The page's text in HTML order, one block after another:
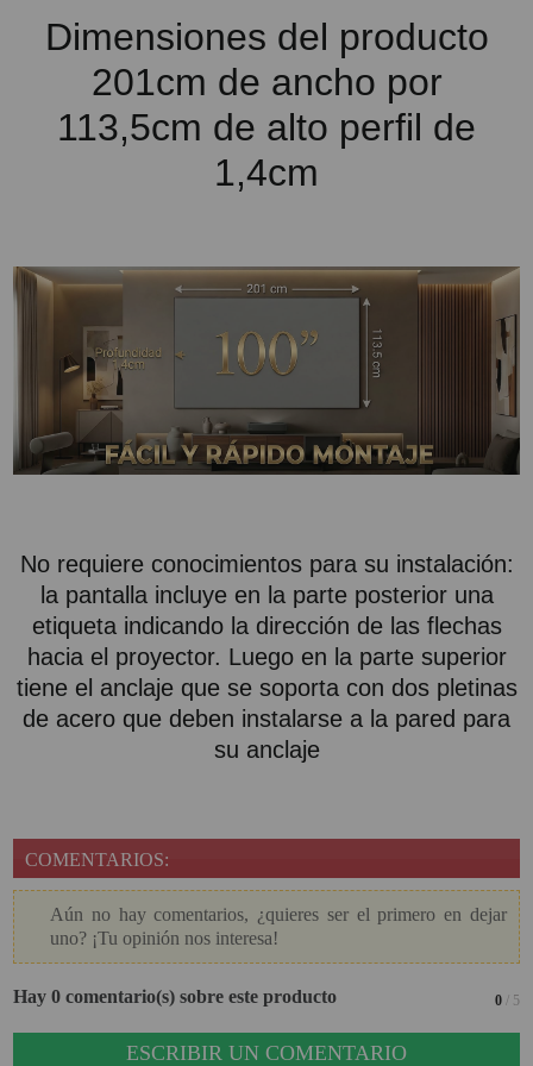
Dimensiones del producto
201cm de ancho por
113,5cm de alto perfil de
1,4cm
No requiere conocimientos para su instalación:
la pantalla incluye en la parte posterior una
etiqueta indicando la dirección de las flechas
hacia el proyector. Luego en la parte superior
tiene el anclaje que se soporta con dos pletinas
de acero que deben instalarse a la pared para
su anclaje
COMENTARIOS:
Aún no hay comentarios, ¿quieres ser el primero en dejar
uno? ¡Tu opinión nos interesa!
Hay 0 comentario(s) sobre este producto 0/ 5
ESCRIBIR UN COMENTARIO